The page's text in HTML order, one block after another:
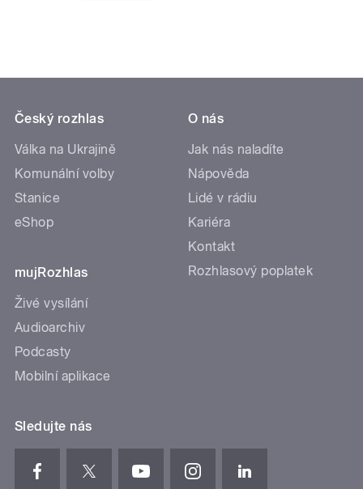
Český rozhlas
Válka na Ukrajině
Komunální volby
Stanice
eShop
mujRozhlas
Živé vysílání
Audioarchiv
Podcasty
Mobilní aplikace
O nás
Jak nás naladíte
Nápověda
Lidé v rádiu
Kariéra
Kontakt
Rozhlasový poplatek
Sledujte nás